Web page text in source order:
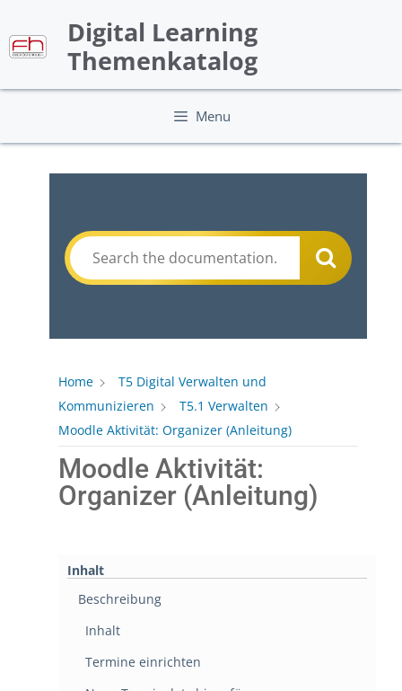
content
Digital Learning
Themenkatalog
Menu
Home
T5 Digital Verwalten und
Kommunizieren
T5.1 Verwalten
Moodle Aktivität: Organizer (Anleitung)
Moodle Aktivität:
Organizer (Anleitung)
Inhalt
Beschreibung
Inhalt
Termine einrichten